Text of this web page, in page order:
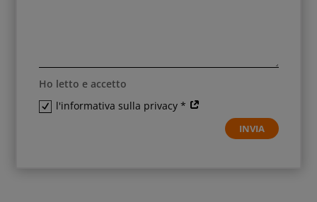
Ho letto e accetto
l'informativa sulla privacy *
INVIA